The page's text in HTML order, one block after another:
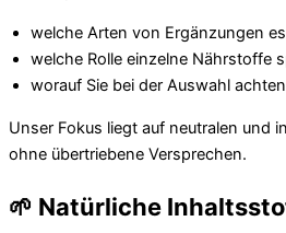
welche Arten von Ergänzungen
welche Rolle einzelne Nährstoffe
worauf Sie bei der Auswahl
Unser Fokus liegt auf neutralen und
ohne übertriebene Versprechen.
🌱 Natürliche